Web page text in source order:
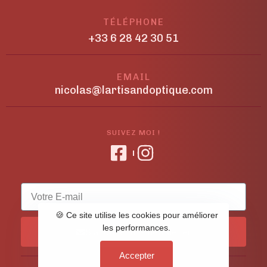
TÉLÉPHONE
+33 6 28 42 30 51
EMAIL
nicolas@lartisandoptique.com
SUIVEZ MOI !
S'abonner à la newsletter
🍪 Ce site utilise les cookies pour améliorer
les performances.
Accepter